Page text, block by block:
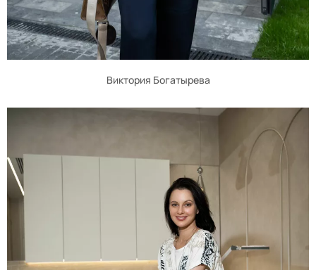
Виктория Богатырева